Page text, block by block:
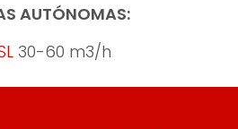
AUTÓNOMAS:
30-60 m3/h